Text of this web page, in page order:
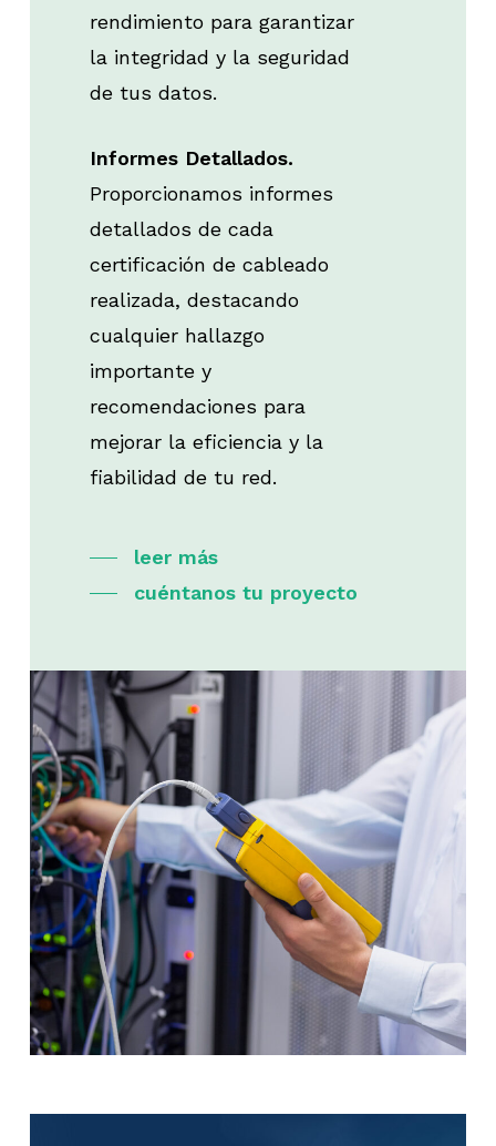
rendimiento para garantizar
la integridad y la seguridad
de tus datos.
Informes Detallados.
Proporcionamos informes
detallados de cada
certificación de cableado
realizada, destacando
cualquier hallazgo
importante y
recomendaciones para
mejorar la eficiencia y la
fiabilidad de tu red.
leer más
cuéntanos tu proyecto